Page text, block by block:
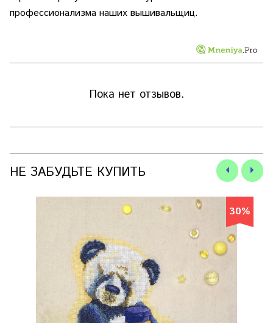
профессионализма наших вышивальщиц.
Пока нет отзывов.
НЕ ЗАБУДЬТЕ КУПИТЬ
30%